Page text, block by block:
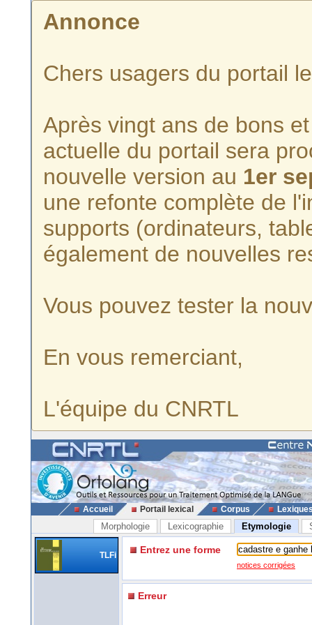
Annonce
Chers usagers du portail
Après vingt ans de bons
actuelle du portail sera
nouvelle version au 1er
une refonte complète de
supports (ordinateurs,
également de nouvelles
Vous pouvez tester la
En vous remerciant,
L'équipe du CNRTL
Accueil Portail lexical Corpus
Morphologie Lexicographie Etymologie
TLFi Entrez une forme
notices corrigées
Erreur